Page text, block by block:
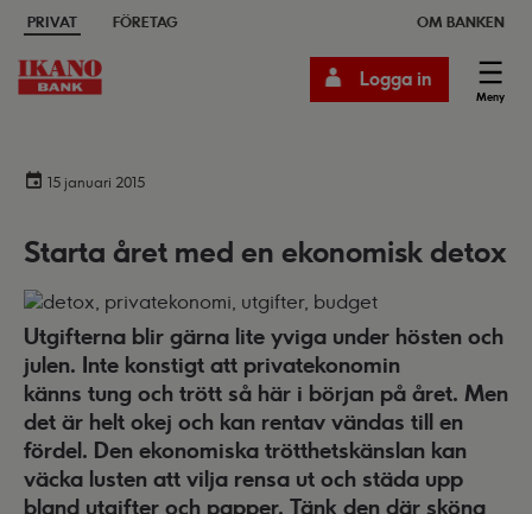
PRIVAT FÖRETAG OM BANKEN
Meny
Logga in
15 januari 2015
Starta året med en ekonomisk detox
Utgifterna blir gärna lite yviga under hösten och
julen. Inte konstigt att privatekonomin
känns tung och trött så här i början på året. Men
det är helt okej och kan rentav vändas till en
fördel. Den ekonomiska trötthetskänslan kan
väcka lusten att vilja rensa ut och städa upp
bland utgifter och papper. Tänk den där sköna